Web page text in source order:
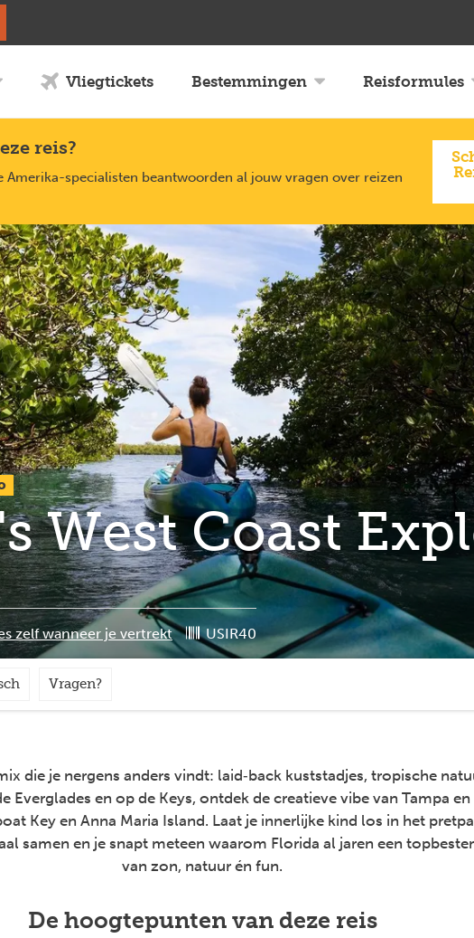
Vliegtickets Bestemmingen Reisformules
reis?
specialisten beantwoorden al jouw vragen over reizen
West Coast
zelf wanneer je vertrekt USIR40
Vragen?
die je nergens anders vindt: laid‑back kuststadjes, tropische
Everglades en op de Keys, ontdek de creatieve vibe van Tampa
Key en Anna Maria Island. Laat je innerlijke kind los in het
samen en je snapt meteen waarom Florida al jaren een
van zon, natuur én fun.
De hoogtepunten van deze reis